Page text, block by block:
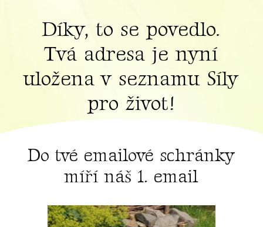
Díky, to se povedlo.
Tvá adresa je nyní
uložena v seznamu Síly
pro život!
Do tvé emailové schránky
míří náš 1. email